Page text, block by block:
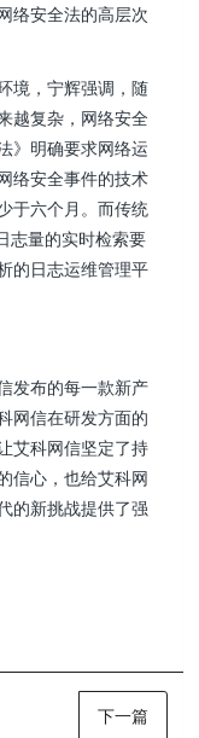
络安全法的高层次
境，宁辉强调，随
越复杂，网络安全
》明确要求网络运
络安全事件的技术
于六个月。而传统
志量的实时检索要
的日志运维管理平
发布的每一款新产
网信在研发方面的
艾科网信坚定了持
信心，也给艾科网
的新挑战提供了强
下一篇